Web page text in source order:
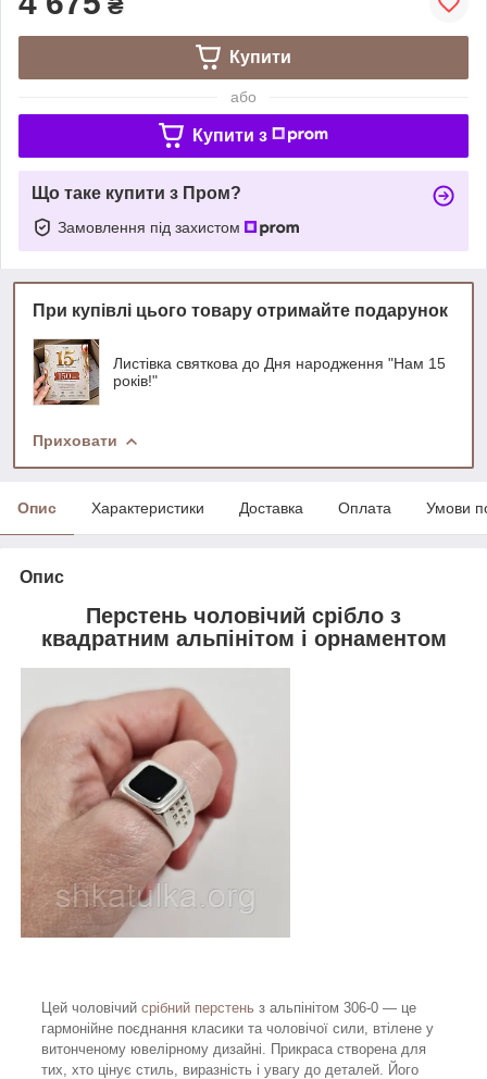
₴
Купити
або
Купити з
Що таке купити з Пром?
Замовлення під захистом
При купівлі цього товару отримайте подарунок
Листівка святкова до Дня народження "Нам 15
років!"
Приховати
Опис Характеристики Доставка Оплата Умови
Опис
Перстень чоловічий срібло з
квадратним альпінітом і орнаментом
Цей чоловічий срібний перстень з альпінітом 306-0 — це
гармонійне поєднання класики та чоловічої сили, втілене у
витонченому ювелірному дизайні. Прикраса створена для
тих, хто цінує стиль, виразність і увагу до деталей. Його